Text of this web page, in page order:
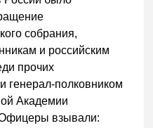
собрания,
и российским
прочих
генерал-полковником
Академии
Офицеры взывали: